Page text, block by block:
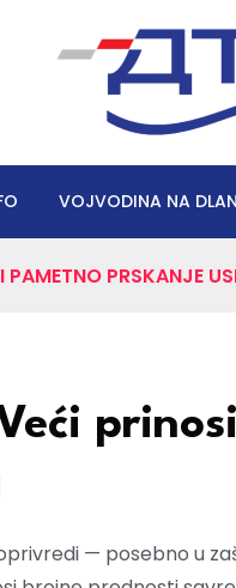
VOJVODINA NA
PRSKANJE
— posebno u